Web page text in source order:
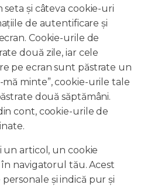
și câteva cookie-uri
de autentificare și
Cookie-urile de
două zile, iar cele
pe ecran sunt păstrate un
mă minte”, cookie-urile tale
două săptămâni.
cont, cookie-urile de
un articol, un cookie
navigatorul tău. Acest
și indică pur și